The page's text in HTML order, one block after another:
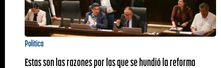
Política
Estas son las razones por las que se hundió la reforma